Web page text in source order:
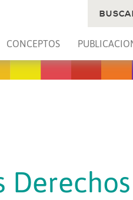
CONCEPTOS